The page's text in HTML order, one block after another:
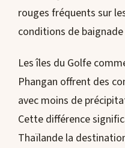
rouges fréquents sur
conditions de
Les îles du Golfe
Phangan offrent des
avec moins de
Cette différence
Thaïlande la